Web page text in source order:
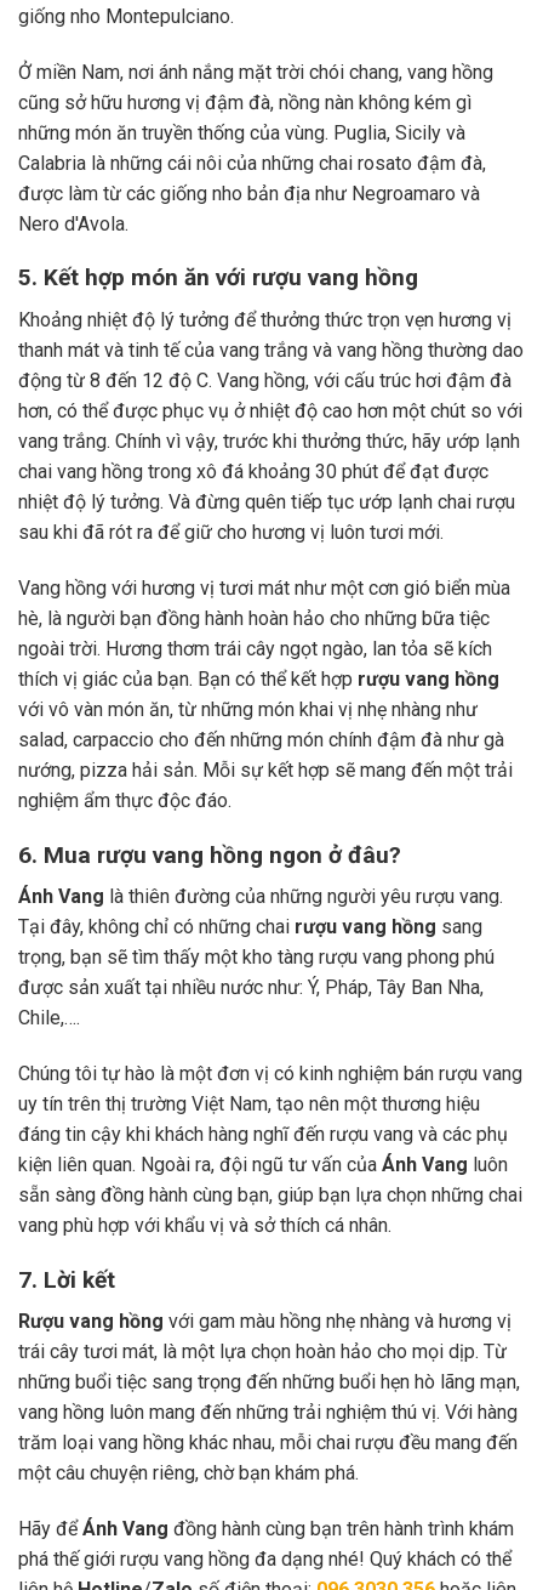
giống nho Montepulciano.
Ở miền Nam, nơi ánh nắng mặt trời chói chang, vang hồng
cũng sở hữu hương vị đậm đà, nồng nàn không kém gì
những món ăn truyền thống của vùng. Puglia, Sicily và
Calabria là những cái nôi của những chai rosato đậm đà,
được làm từ các giống nho bản địa như Negroamaro và
Nero d'Avola.
5. Kết hợp món ăn với rượu vang hồng
Khoảng nhiệt độ lý tưởng để thưởng thức trọn vẹn hương vị
thanh mát và tinh tế của vang trắng và vang hồng thường dao
động từ 8 đến 12 độ C. Vang hồng, với cấu trúc hơi đậm đà
hơn, có thể được phục vụ ở nhiệt độ cao hơn một chút so với
vang trắng. Chính vì vậy, trước khi thưởng thức, hãy ướp lạnh
chai vang hồng trong xô đá khoảng 30 phút để đạt được
nhiệt độ lý tưởng. Và đừng quên tiếp tục ướp lạnh chai rượu
sau khi đã rót ra để giữ cho hương vị luôn tươi mới.
Vang hồng với hương vị tươi mát như một cơn gió biển mùa
hè, là người bạn đồng hành hoàn hảo cho những bữa tiệc
ngoài trời. Hương thơm trái cây ngọt ngào, lan tỏa sẽ kích
thích vị giác của bạn. Bạn có thể kết hợp rượu vang hồng
với vô vàn món ăn, từ những món khai vị nhẹ nhàng như
salad, carpaccio cho đến những món chính đậm đà như gà
nướng, pizza hải sản. Mỗi sự kết hợp sẽ mang đến một trải
nghiệm ẩm thực độc đáo.
6. Mua rượu vang hồng ngon ở đâu?
Ánh Vang là thiên đường của những người yêu rượu vang.
Tại đây, không chỉ có những chai rượu vang hồng sang
trọng, bạn sẽ tìm thấy một kho tàng rượu vang phong phú
được sản xuất tại nhiều nước như: Ý, Pháp, Tây Ban Nha,
Chile,….
Chúng tôi tự hào là một đơn vị có kinh nghiệm bán rượu vang
uy tín trên thị trường Việt Nam, tạo nên một thương hiệu
đáng tin cậy khi khách hàng nghĩ đến rượu vang và các phụ
kiện liên quan. Ngoài ra, đội ngũ tư vấn của Ánh Vang luôn
sẵn sàng đồng hành cùng bạn, giúp bạn lựa chọn những chai
vang phù hợp với khẩu vị và sở thích cá nhân.
7. Lời kết
Rượu vang hồng với gam màu hồng nhẹ nhàng và hương vị
trái cây tươi mát, là một lựa chọn hoàn hảo cho mọi dịp. Từ
những buổi tiệc sang trọng đến những buổi hẹn hò lãng mạn,
vang hồng luôn mang đến những trải nghiệm thú vị. Với hàng
trăm loại vang hồng khác nhau, mỗi chai rượu đều mang đến
một câu chuyện riêng, chờ bạn khám phá.
Hãy đểÁnh Vang đồng hành cùng bạn trên hành trình khám
phá thế giới rượu vang hồng đa dạng nhé! Quý khách có thể